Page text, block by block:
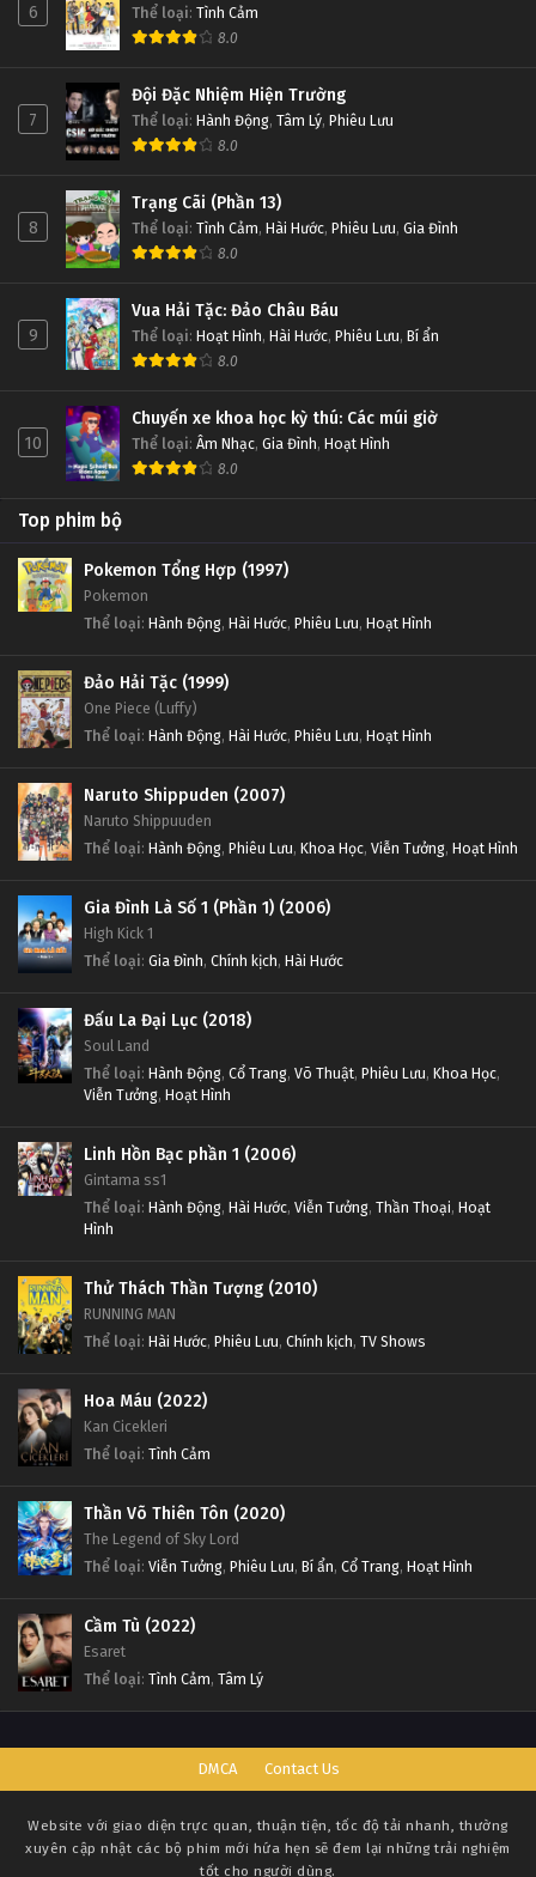
6 Thể loại: Tình Cảm
8.0
7
Đội Đặc Nhiệm Hiện Trường
Thể loại: Hành Động, Tâm Lý, Phiêu Lưu
8.0
8
Trạng Cãi (Phần 13)
Thể loại: Tình Cảm, Hài Hước, Phiêu Lưu, Gia Đình
8.0
9
Vua Hải Tặc: Đảo Châu Báu
Thể loại: Hoạt Hình, Hài Hước, Phiêu Lưu, Bí ẩn
8.0
10
Chuyến xe khoa học kỳ thú: Các múi giờ
Thể loại: Âm Nhạc, Gia Đình, Hoạt Hình
8.0
Top phim bộ
Pokemon Tổng Hợp (1997)
Pokemon
Thể loại: Hành Động, Hài Hước, Phiêu Lưu, Hoạt Hình
Đảo Hải Tặc (1999)
One Piece (Luffy)
Thể loại: Hành Động, Hài Hước, Phiêu Lưu, Hoạt Hình
Naruto Shippuden (2007)
Naruto Shippuuden
Thể loại: Hành Động, Phiêu Lưu, Khoa Học, Viễn Tưởng, Hoạt Hình
Gia Đình Là Số 1 (Phần 1) (2006)
High Kick 1
Thể loại: Gia Đình, Chính kịch, Hài Hước
Đấu La Đại Lục (2018)
Soul Land
Thể loại: Hành Động, Cổ Trang, Võ Thuật, Phiêu Lưu, Khoa Học,
Viễn Tưởng, Hoạt Hình
Linh Hồn Bạc phần 1 (2006)
Gintama ss1
Thể loại: Hành Động, Hài Hước, Viễn Tưởng, Thần Thoại, Hoạt
Hình
Thử Thách Thần Tượng (2010)
RUNNING MAN
Thể loại: Hài Hước, Phiêu Lưu, Chính kịch, TV Shows
Hoa Máu (2022)
Kan Cicekleri
Thể loại: Tình Cảm
Thần Võ Thiên Tôn (2020)
The Legend of Sky Lord
Thể loại: Viễn Tưởng, Phiêu Lưu, Bí ẩn, Cổ Trang, Hoạt Hình
Cầm Tù (2022)
Esaret
Thể loại: Tình Cảm, Tâm Lý
DMCA Contact Us
Website với giao diện trực quan, thuận tiện, tốc độ tải nhanh, thường
xuyên cập nhật các bộ phim mới hứa hẹn sẽ đem lại những trải nghiệm
tốt cho người dùng.